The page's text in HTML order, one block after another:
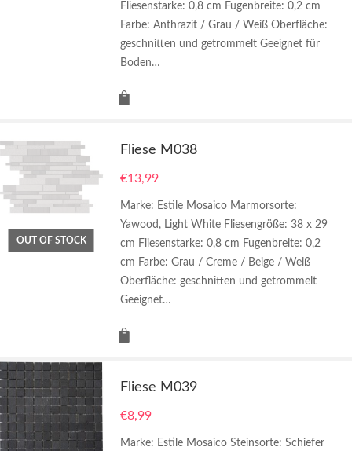
Fliesenstarke: 0,8 cm Fugenbreite: 0,2 cm
Farbe: Anthrazit / Grau / Weiß Oberfläche:
geschnitten und getrommelt Geeignet für
Boden…
OUT OF STOCK
Fliese M038
€13,99
Marke: Estile Mosaico Marmorsorte:
Yawood, Light White Fliesengröße: 38 x 29
cm Fliesenstarke: 0,8 cm Fugenbreite: 0,2
cm Farbe: Grau / Creme / Beige / Weiß
Oberfläche: geschnitten und getrommelt
Geeignet…
Fliese M039
€8,99
Marke: Estile Mosaico Steinsorte: Schiefer